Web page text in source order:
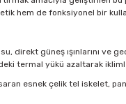
hem de fonksiyonel bir
direkt güneş ışınlarını ve
termal yükü azaltarak
esnek çelik tel iskelet,